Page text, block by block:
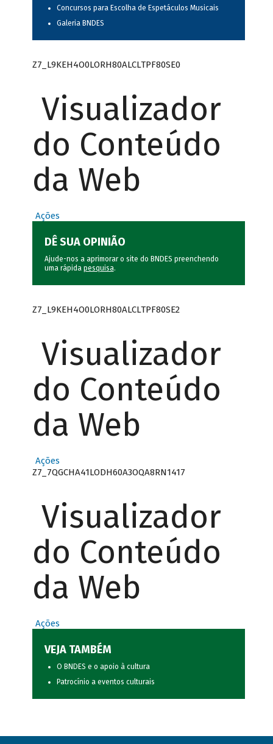
Concursos para Escolha de Espetáculos Musicais
Galeria BNDES
Z7_L9KEH4O0LORH80ALCLTPF80SE0
Visualizador
do Conteúdo
da Web
Ações
DÊ SUA OPINIÃO
Ajude-nos a aprimorar o site do BNDES preenchendo
uma rápida pesquisa.
Z7_L9KEH4O0LORH80ALCLTPF80SE2
Visualizador
do Conteúdo
da Web
Ações
Z7_7QGCHA41LODH60A3OQA8RN1417
Visualizador
do Conteúdo
da Web
Ações
VEJA TAMBÉM
O BNDES e o apoio à cultura
Patrocínio a eventos culturais